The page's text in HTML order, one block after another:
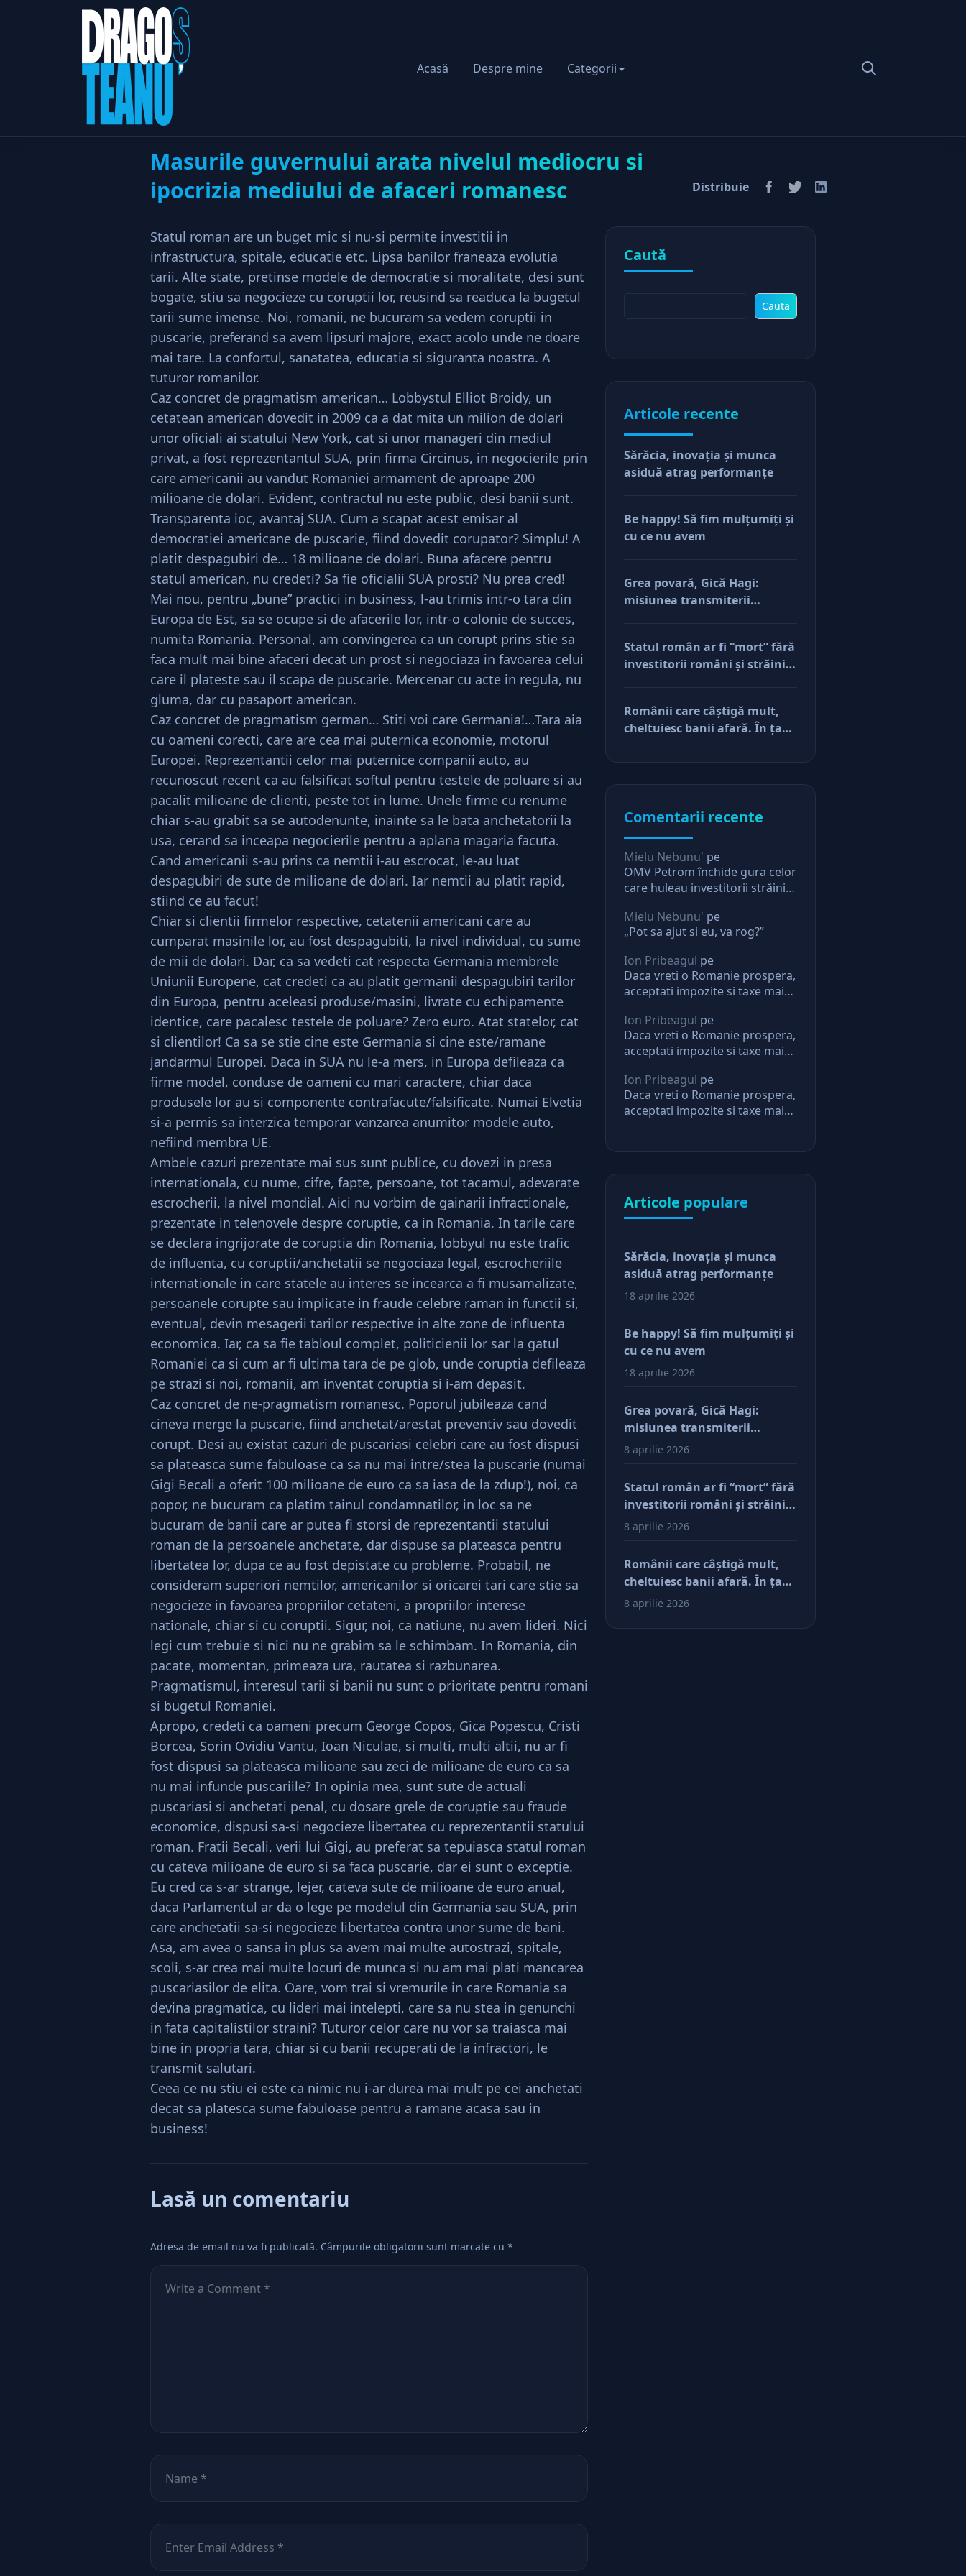
Acasă Despre mine Categorii
Home
Masurile guvernului arata nivelul mediocru si
ipocrizia mediului de afaceri romanesc
Distribuie
Statul roman are un buget mic si nu-si permite investitii in
infrastructura, spitale, educatie etc. Lipsa banilor franeaza evolutia
tarii. Alte state, pretinse modele de democratie si moralitate, desi sunt
bogate, stiu sa negocieze cu coruptii lor, reusind sa readuca la bugetul
tarii sume imense. Noi, romanii, ne bucuram sa vedem coruptii in
puscarie, preferand sa avem lipsuri majore, exact acolo unde ne doare
mai tare. La confortul, sanatatea, educatia si siguranta noastra. A
tuturor romanilor.
Caz concret de pragmatism american… Lobbystul Elliot Broidy, un
cetatean american dovedit in 2009 ca a dat mita un milion de dolari
unor oficiali ai statului New York, cat si unor manageri din mediul
privat, a fost reprezentantul SUA, prin firma Circinus, in negocierile prin
care americanii au vandut Romaniei armament de aproape 200
milioane de dolari. Evident, contractul nu este public, desi banii sunt.
Transparenta ioc, avantaj SUA. Cum a scapat acest emisar al
democratiei americane de puscarie, fiind dovedit corupator? Simplu! A
platit despagubiri de… 18 milioane de dolari. Buna afacere pentru
statul american, nu credeti? Sa fie oficialii SUA prosti? Nu prea cred!
Mai nou, pentru „bune” practici in business, l-au trimis intr-o tara din
Europa de Est, sa se ocupe si de afacerile lor, intr-o colonie de succes,
numita Romania. Personal, am convingerea ca un corupt prins stie sa
faca mult mai bine afaceri decat un prost si negociaza in favoarea celui
care il plateste sau il scapa de puscarie. Mercenar cu acte in regula, nu
gluma, dar cu pasaport american.
Caz concret de pragmatism german… Stiti voi care Germania!…Tara aia
cu oameni corecti, care are cea mai puternica economie, motorul
Europei. Reprezentantii celor mai puternice companii auto, au
recunoscut recent ca au falsificat softul pentru testele de poluare si au
pacalit milioane de clienti, peste tot in lume. Unele firme cu renume
chiar s-au grabit sa se autodenunte, inainte sa le bata anchetatorii la
usa, cerand sa inceapa negocierile pentru a aplana magaria facuta.
Cand americanii s-au prins ca nemtii i-au escrocat, le-au luat
despagubiri de sute de milioane de dolari. Iar nemtii au platit rapid,
stiind ce au facut!
Chiar si clientii firmelor respective, cetatenii americani care au
cumparat masinile lor, au fost despagubiti, la nivel individual, cu sume
de mii de dolari. Dar, ca sa vedeti cat respecta Germania membrele
Uniunii Europene, cat credeti ca au platit germanii despagubiri tarilor
din Europa, pentru aceleasi produse/masini, livrate cu echipamente
identice, care pacalesc testele de poluare? Zero euro. Atat statelor, cat
si clientilor! Ca sa se stie cine este Germania si cine este/ramane
jandarmul Europei. Daca in SUA nu le-a mers, in Europa defileaza ca
firme model, conduse de oameni cu mari caractere, chiar daca
produsele lor au si componente contrafacute/falsificate. Numai Elvetia
si-a permis sa interzica temporar vanzarea anumitor modele auto,
nefiind membra UE.
Ambele cazuri prezentate mai sus sunt publice, cu dovezi in presa
internationala, cu nume, cifre, fapte, persoane, tot tacamul, adevarate
escrocherii, la nivel mondial. Aici nu vorbim de gainarii infractionale,
prezentate in telenovele despre coruptie, ca in Romania. In tarile care
se declara ingrijorate de coruptia din Romania, lobbyul nu este trafic
de influenta, cu coruptii/anchetatii se negociaza legal, escrocheriile
internationale in care statele au interes se incearca a fi musamalizate,
persoanele corupte sau implicate in fraude celebre raman in functii si,
eventual, devin mesagerii tarilor respective in alte zone de influenta
economica. Iar, ca sa fie tabloul complet, politicienii lor sar la gatul
Romaniei ca si cum ar fi ultima tara de pe glob, unde coruptia defileaza
pe strazi si noi, romanii, am inventat coruptia si i-am depasit.
Caz concret de ne-pragmatism romanesc. Poporul jubileaza cand
cineva merge la puscarie, fiind anchetat/arestat preventiv sau dovedit
corupt. Desi au existat cazuri de puscariasi celebri care au fost dispusi
sa plateasca sume fabuloase ca sa nu mai intre/stea la puscarie (numai
Gigi Becali a oferit 100 milioane de euro ca sa iasa de la zdup!), noi, ca
popor, ne bucuram ca platim tainul condamnatilor, in loc sa ne
bucuram de banii care ar putea fi storsi de reprezentantii statului
roman de la persoanele anchetate, dar dispuse sa plateasca pentru
libertatea lor, dupa ce au fost depistate cu probleme. Probabil, ne
consideram superiori nemtilor, americanilor si oricarei tari care stie sa
negocieze in favoarea propriilor cetateni, a propriilor interese
nationale, chiar si cu coruptii. Sigur, noi, ca natiune, nu avem lideri. Nici
legi cum trebuie si nici nu ne grabim sa le schimbam. In Romania, din
pacate, momentan, primeaza ura, rautatea si razbunarea.
Pragmatismul, interesul tarii si banii nu sunt o prioritate pentru romani
si bugetul Romaniei.
Apropo, credeti ca oameni precum George Copos, Gica Popescu, Cristi
Borcea, Sorin Ovidiu Vantu, Ioan Niculae, si multi, multi altii, nu ar fi
fost dispusi sa plateasca milioane sau zeci de milioane de euro ca sa
nu mai infunde puscariile? In opinia mea, sunt sute de actuali
puscariasi si anchetati penal, cu dosare grele de coruptie sau fraude
economice, dispusi sa-si negocieze libertatea cu reprezentantii statului
roman. Fratii Becali, verii lui Gigi, au preferat sa tepuiasca statul roman
cu cateva milioane de euro si sa faca puscarie, dar ei sunt o exceptie.
Eu cred ca s-ar strange, lejer, cateva sute de milioane de euro anual,
daca Parlamentul ar da o lege pe modelul din Germania sau SUA, prin
care anchetatii sa-si negocieze libertatea contra unor sume de bani.
Asa, am avea o sansa in plus sa avem mai multe autostrazi, spitale,
scoli, s-ar crea mai multe locuri de munca si nu am mai plati mancarea
puscariasilor de elita. Oare, vom trai si vremurile in care Romania sa
devina pragmatica, cu lideri mai intelepti, care sa nu stea in genunchi
in fata capitalistilor straini? Tuturor celor care nu vor sa traiasca mai
bine in propria tara, chiar si cu banii recuperati de la infractori, le
transmit salutari.
Ceea ce nu stiu ei este ca nimic nu i-ar durea mai mult pe cei anchetati
decat sa platesca sume fabuloase pentru a ramane acasa sau in
business!
Lasă un comentariu
Adresa de email nu va fi publicată. Câmpurile obligatorii sunt marcate cu *
Caută
Caută
Articole recente
Sărăcia, inovaţia şi munca
asiduă atrag performanţe
Be happy! Să fim mulţumiţi şi
cu ce nu avem
Grea povară, Gică Hagi:
misiunea transmiterii
care vor să-și lase moştenire
afacerile
Statul român ar fi “mort” fără
investitorii români şi străini.
face diferenţa între cine îl
tine în viaţă şi cine i-a făcut
Românii care câştigă mult,
cheltuiesc banii afară. În ţară
Comentarii recente
Mielu Nebunu' pe
OMV Petrom închide gura celor
care huleau investitorii străini.
Mielu Nebunu' pe
„Pot sa ajut si eu, va rog?”
Ion Pribeagul pe
Daca vreti o Romanie prospera,
acceptati impozite si taxe mai
asteptari de la stat
Ion Pribeagul pe
Daca vreti o Romanie prospera,
acceptati impozite si taxe mai
asteptari de la stat
Ion Pribeagul pe
Daca vreti o Romanie prospera,
acceptati impozite si taxe mai
Articole populare
Sărăcia, inovaţia şi munca
asiduă atrag performanţe
18 aprilie 2026
Be happy! Să fim mulţumiţi şi
cu ce nu avem
18 aprilie 2026
Grea povară, Gică Hagi:
misiunea transmiterii
valorilor şi a mentalităţii o
care vor să-și lase moştenire
afacerile
8 aprilie 2026
Statul român ar fi “mort” fără
investitorii români şi străini.
După părerea mea, acum e
face diferenţa între cine îl
tine în viaţă şi cine i-a făcut
rău
8 aprilie 2026
Românii care câştigă mult,
cheltuiesc banii afară. În ţară
rămâne mărunţişul
8 aprilie 2026